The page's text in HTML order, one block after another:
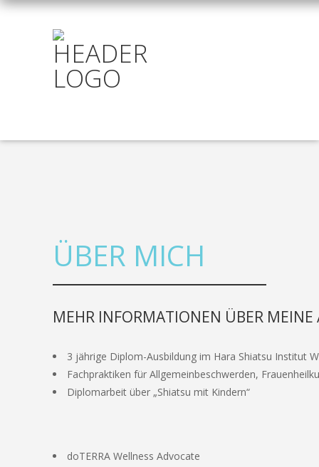
ÜBER MICH
MEHR INFORMATIONEN ÜBER
3 jährige Diplom-Ausbildung im Hara Shiatsu Institut
Fachpraktiken für Allgemeinbeschwerden,
Diplomarbeit über „Shiatsu mit Kindern“
doTERRA Wellness Advocate